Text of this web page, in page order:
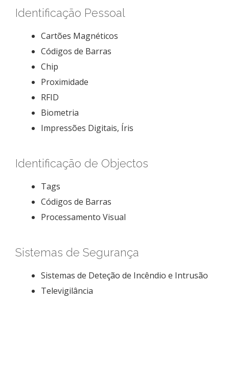
Identificação Pessoal
Cartões Magnéticos
Códigos de Barras
Chip
Proximidade
RFID
Biometria
Impressões Digitais, Íris
Identificação de Objectos
Tags
Códigos de Barras
Processamento Visual
Sistemas de Segurança
Sistemas de Deteção de Incêndio e Intrusão
Televigilância